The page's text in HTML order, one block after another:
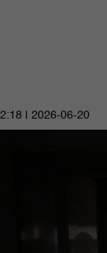
2026-06-20 | 12:18